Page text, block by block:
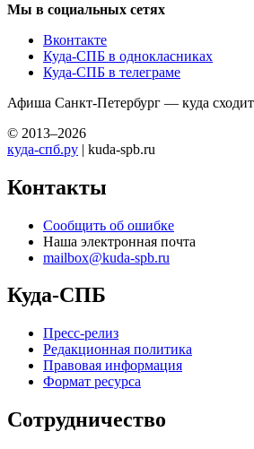
Мы в социальных сетях
Вконтакте
Куда-СПБ в однокласниках
Куда-СПБ в телеграме
Афиша Санкт-Петербург — куда
© 2013–2026
куда-спб.ру | kuda-spb.ru
Контакты
Сообщить об ошибке
Наша электронная почта
mailbox@kuda-spb.ru
Куда-СПБ
Пресс-релиз
Редакционная политика
Правовая информация
Формат ресурса
Сотрудничество